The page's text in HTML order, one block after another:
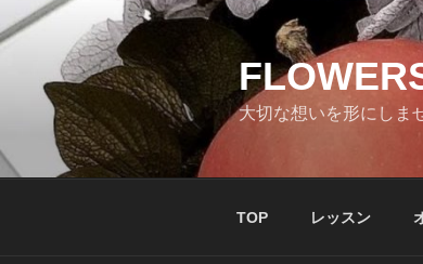
ン
ス
大切な想いを形にしま
TOP レッスン